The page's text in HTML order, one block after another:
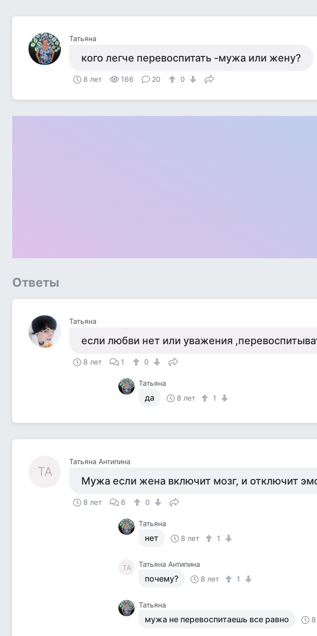
Татьяна
кого легче перевоспитать -мужа или жену?
8 лет 166 20 0
Ответы
Татьяна
если любви нет или уважения
8 лет 1 0
Татьяна
да 8 лет 1
ТА
Татьяна Антипина
Мужа если жена включит мозг, и отключит
8 лет 6 0
Татьяна
нет 8 лет 1
ТА Татьяна Антипина
почему? 8 лет 1
Татьяна
мужа не перевоспитаешь все равно